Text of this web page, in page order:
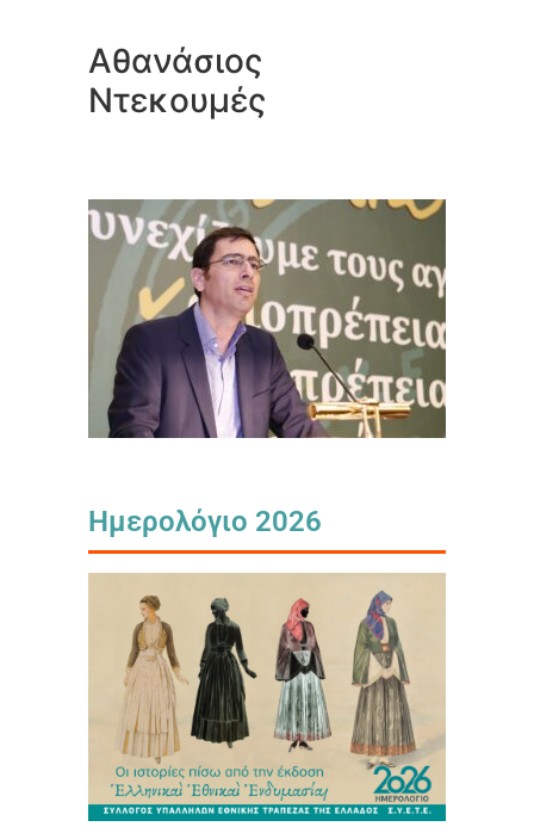
Αθανάσιος
Ντεκουμές
Ημερολόγιο 2026